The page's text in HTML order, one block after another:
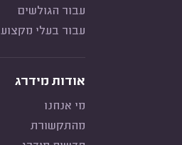
עבור הגולשים
עבור בעלי מקצוע
אודות מידרג
מי אנחנו
מהתקשורת